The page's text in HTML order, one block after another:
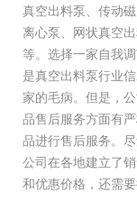
真空出料泵、传动
离心泵、网状真空
等。选择一家自我
是真空出料泵行业
家的毛病。但是，
品售后服务方面有
品进行售后服务。
公司在各地建立了
和优惠价格，还需